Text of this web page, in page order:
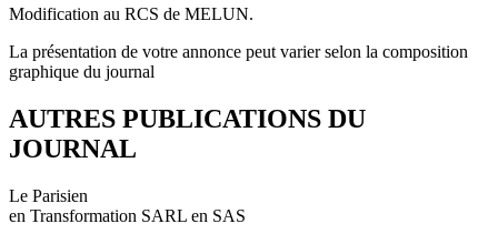
Modification au RCS de MELUN.
La présentation de votre annonce peut varier selon la composition
graphique du journal
AUTRES PUBLICATIONS DU
JOURNAL
Le Parisien
en Transformation SARL en SAS